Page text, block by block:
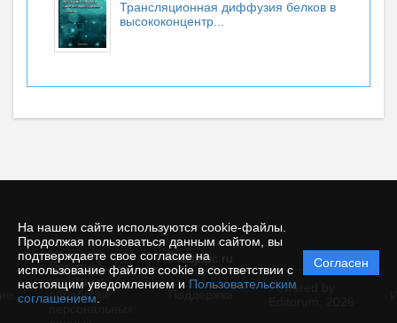
На нашем сайте используются cookie-файлы.
Продолжая пользоваться данным сайтом, вы
подтверждаете свое согласие на
использование файлов cookie в соответствии с
настоящим уведомлением и Пользовательским
соглашением
Согласен
Трансляционная диффузия белков в
высококонцентр...
© rusjbpc.ru
Политика
защиты и
обработки
Powered by